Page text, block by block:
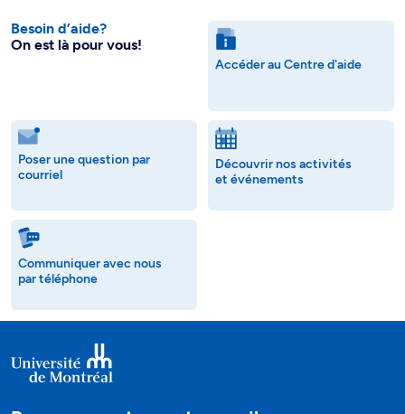
Besoin d’aide?
On est là pour vous!
Accéder au Centre d'aide
Poser une question par
courriel
Découvrir nos activités
et événements
Communiquer avec nous
par téléphone